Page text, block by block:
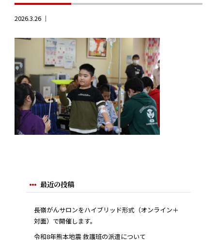
2026.3.26 ｜
最近の投稿
長嶺がんサロンをハイブリッド形式（オンライン＋
対面）で開催します。
令和8年熊本地震 救護班の派遣について